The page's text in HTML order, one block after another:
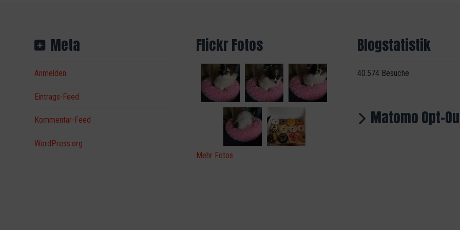
Meta
Anmelden
Eintrags-Feed
Kommentar-Feed
WordPress.org
Flickr Fotos
Mehr Fotos
Blogstatistik
40.574 Besuche
Matomo Opt-